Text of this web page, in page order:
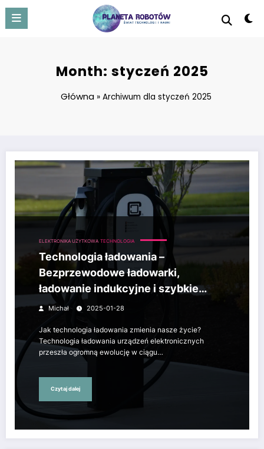
content
Month: styczeń 2025
Główna» Archiwum dla styczeń 2025
Technologia ładowania – Bezprzewodowe ładowarki, ładowanie
ELEKTRONIKA UŻYTKOWA TECHNOLOGIA
Technologia ładowania –
Bezprzewodowe ładowarki,
ładowanie indukcyjne i szybkie
ładowanie
Michał 2025-01-28
Jak technologia ładowania zmienia nasze życie?
Technologia ładowania urządzeń elektronicznych
przeszła ogromną ewolucję w ciągu…
Czytaj dalej